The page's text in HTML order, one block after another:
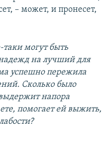
– может, и пронесет,
могут быть
на лучший для
успешно пережила
Сколько было
напора
помогает ей выжить,